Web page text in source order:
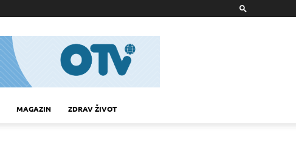
MAGAZIN ZDRAV ŽIVOT